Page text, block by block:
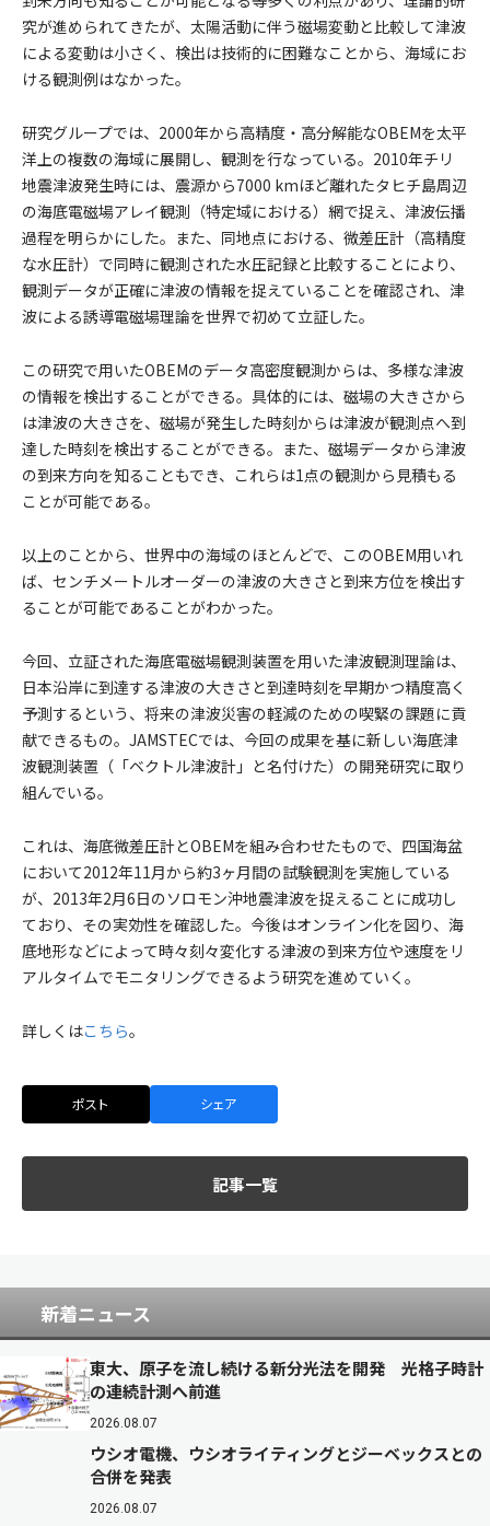
究が進められてきたが、太陽活動に伴う磁場変動と比較して津波
による変動は小さく、検出は技術的に困難なことから、海域にお
ける観測例はなかった。
研究グループでは、2000年から高精度・高分解能なOBEMを太平
洋上の複数の海域に展開し、観測を行なっている。2010年チリ
地震津波発生時には、震源から7000 kmほど離れたタヒチ島周辺
の海底電磁場アレイ観測（特定域における）網で捉え、津波伝播
過程を明らかにした。また、同地点における、微差圧計（高精度
な水圧計）で同時に観測された水圧記録と比較することにより、
観測データが正確に津波の情報を捉えていることを確認され、津
波による誘導電磁場理論を世界で初めて立証した。
この研究で用いたOBEMのデータ高密度観測からは、多様な津波
の情報を検出することができる。具体的には、磁場の大きさから
は津波の大きさを、磁場が発生した時刻からは津波が観測点へ到
達した時刻を検出することができる。また、磁場データから津波
の到来方向を知ることもでき、これらは1点の観測から見積もる
ことが可能である。
以上のことから、世界中の海域のほとんどで、このOBEM用いれ
ば、センチメートルオーダーの津波の大きさと到来方位を検出す
ることが可能であることがわかった。
今回、立証された海底電磁場観測装置を用いた津波観測理論は、
日本沿岸に到達する津波の大きさと到達時刻を早期かつ精度高く
予測するという、将来の津波災害の軽減のための喫緊の課題に貢
献できるもの。JAMSTECでは、今回の成果を基に新しい海底津
波観測装置（「ベクトル津波計」と名付けた）の開発研究に取り
組んでいる。
これは、海底微差圧計とOBEMを組み合わせたもので、四国海盆
において2012年11月から約3ヶ月間の試験観測を実施している
が、2013年2月6日のソロモン沖地震津波を捉えることに成功し
ており、その実効性を確認した。今後はオンライン化を図り、海
底地形などによって時々刻々変化する津波の到来方位や速度をリ
アルタイムでモニタリングできるよう研究を進めていく。
詳しくはこちら。
ポスト シェア
記事一覧
新着ニュース
東大、原子を流し続ける新分光法を開発 光格子時計
の連続計測へ前進
2026.08.07
ウシオ電機、ウシオライティングとジーベックスとの
合併を発表
2026.08.07